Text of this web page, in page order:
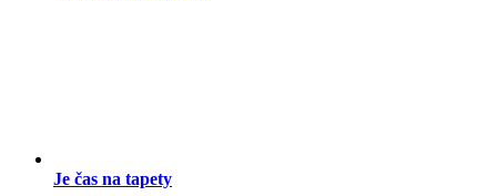
Je čas na tapety